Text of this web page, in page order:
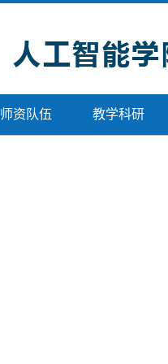
师资队伍 教学科研